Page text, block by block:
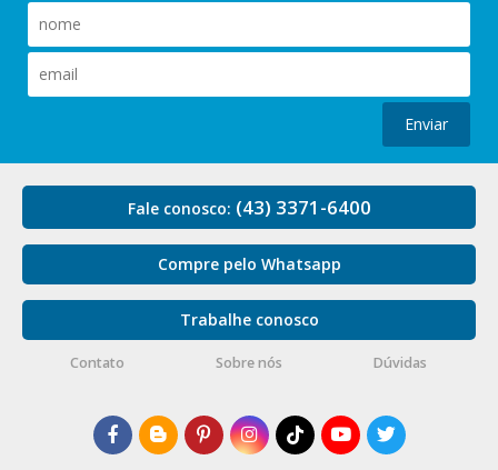
Enviar
Fale conosco: (43) 3371-6400
Compre pelo Whatsapp
Trabalhe conosco
Contato Sobre nós Dúvidas